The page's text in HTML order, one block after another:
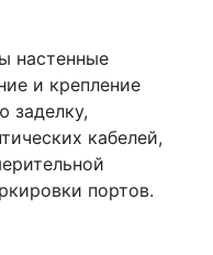
настенные
и крепление
заделку,
кабелей,
портов.